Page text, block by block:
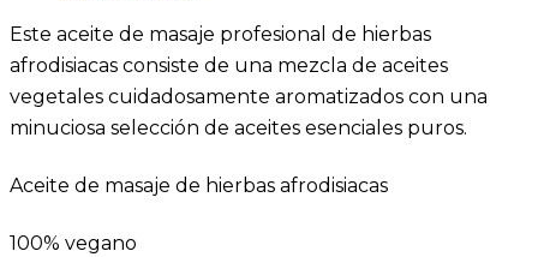
Este aceite de masaje profesional de hierbas
afrodisiacas consiste de una mezcla de aceites
vegetales cuidadosamente aromatizados con una
minuciosa selección de aceites esenciales puros.
Aceite de masaje de hierbas afrodisiacas
100% vegano